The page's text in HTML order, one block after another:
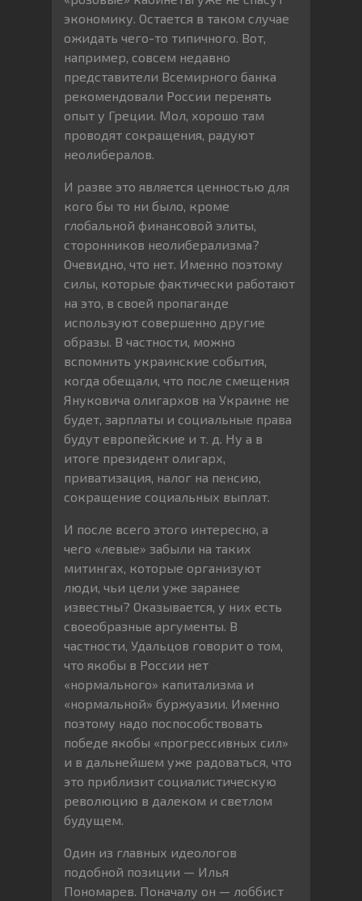
экономику. Остается в таком случае
ожидать чего-то типичного. Вот,
например, совсем недавно
представители Всемирного банка
рекомендовали России перенять
опыт у Греции. Мол, хорошо там
проводят сокращения, радуют
неолибералов.
И разве это является ценностью для
кого бы то ни было, кроме
глобальной финансовой элиты,
сторонников неолиберализма?
Очевидно, что нет. Именно поэтому
силы, которые фактически работают
на это, в своей пропаганде
используют совершенно другие
образы. В частности, можно
вспомнить украинские события,
когда обещали, что после смещения
Януковича олигархов на Украине не
будет, зарплаты и социальные права
будут европейские и т. д. Ну а в
итоге президент олигарх,
приватизация, налог на пенсию,
сокращение социальных выплат.
И после всего этого интересно, а
чего «левые» забыли на таких
митингах, которые организуют
люди, чьи цели уже заранее
известны? Оказывается, у них есть
своеобразные аргументы. В
частности, Удальцов говорит о том,
что якобы в России нет
«нормального» капитализма и
«нормальной» буржуазии. Именно
поэтому надо поспособствовать
победе якобы «прогрессивных сил»
и в дальнейшем уже радоваться, что
это приблизит социалистическую
революцию в далеком и светлом
будущем.
Один из главных идеологов
подобной позиции — Илья
Пономарев. Поначалу он — лоббист